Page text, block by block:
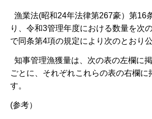
漁業法(昭和24年法律第267豪）第16
り、令和3管理年度における数量を次
で同条第4項の規定により次のとおり公
知事管理漁獲量は、次の表の左欄に
ごとに、それぞれこれらの表の右欄に
す。
(参考）